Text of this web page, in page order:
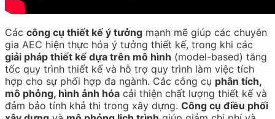
Các công cụ thiết kế ý tưởng mạnh mẽ giúp các chuyên
gia AEC hiện thực hóa ý tưởng thiết kế, trong khi các
giải pháp thiết kế dựa trên mô hình (model-based) tăng
tốc quy trình thiết kế và hỗ trợ quy trình làm việc tích
hợp cho sự phối hợp đa ngành. Các công cụ phân tích,
mô phỏng, hình ảnh hóa cải thiện chất lượng thiết kế và
đảm bảo tính khả thi trong xây dựng. Công cụ điều phối